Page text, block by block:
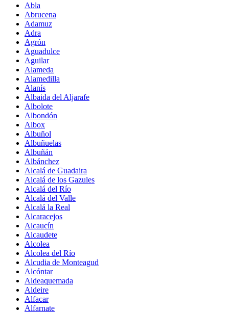
Abla
Abrucena
Adamuz
Adra
Agrón
Aguadulce
Aguilar
Alameda
Alamedilla
Alanís
Albaida del Aljarafe
Albolote
Albondón
Albox
Albuñol
Albuñuelas
Albuñán
Albánchez
Alcalá de Guadaira
Alcalá de los Gazules
Alcalá del Río
Alcalá del Valle
Alcalá la Real
Alcaracejos
Alcaucín
Alcaudete
Alcolea
Alcolea del Río
Alcudia de Monteagud
Alcóntar
Aldeaquemada
Aldeire
Alfacar
Alfarnate